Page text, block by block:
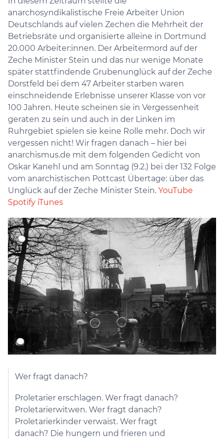
anarchosyndikalistische Freie Arbeiter Union
Deutschlands auf vielen Zechen die Mehrheit der
Betriebsräte und organisierte alleine in Dortmund
20.000 Arbeiter:innen. Der Arbeitermord auf der
Zeche Minister Stein und das nur wenige Monate
später stattfindende Grubenunglück auf der Zeche
Dorstfeld bei dem 47 Arbeiter starben waren
einschneidende Erlebnisse unserer Klasse von vor
100 Jahren. Heute scheinen sie in Vergessenheit
geraten zu sein und auch in der Linken im
Ruhrgebiet spielen sie keine Rolle mehr. Doch wir
vergessen nicht! Wir fragen danach – hier bei
anarchismus.de mit dem folgenden Gedicht von
Oskar Kanehl und am Sonntag (9.2.) bei der 132 Folge
vom anarchistischen Pottcast Übertage: über das
Unglück auf der Zeche Minister Stein. YouTube
Spotify iTunes
Wer fragt danach?
Proletarier erschlagen. Wer fragt danach?
Proletarierwitwen. Wer fragt danach?
Proletarierkinder verwaist. Wer fragt
danach? Die hungern und frieren und